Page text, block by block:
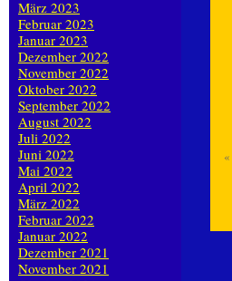
«
März 2023
Februar 2023
Januar 2023
Dezember 2022
November 2022
Oktober 2022
September 2022
August 2022
Juli 2022
Juni 2022
Mai 2022
April 2022
März 2022
Februar 2022
Januar 2022
Dezember 2021
November 2021